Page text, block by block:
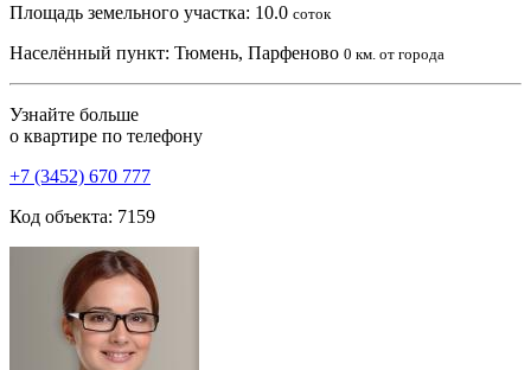
Площадь земельного участка: 10.0 соток
Населённый пункт: Тюмень, Парфеново 0 км. от города
Узнайте больше
о квартире по телефону
+7 (3452) 670 777
Код объекта: 7159